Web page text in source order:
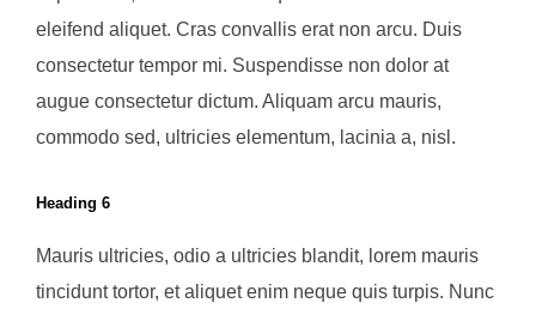
eleifend aliquet. Cras convallis erat non arcu. Duis
consectetur tempor mi. Suspendisse non dolor at
augue consectetur dictum. Aliquam arcu mauris,
commodo sed, ultricies elementum, lacinia a, nisl.
Heading 6
Mauris ultricies, odio a ultricies blandit, lorem mauris
tincidunt tortor, et aliquet enim neque quis turpis. Nunc